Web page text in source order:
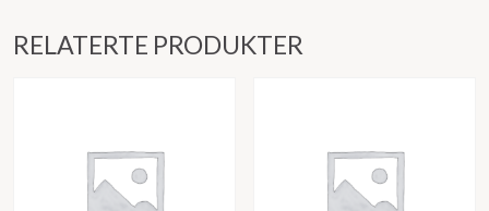
RELATERTE PRODUKTER